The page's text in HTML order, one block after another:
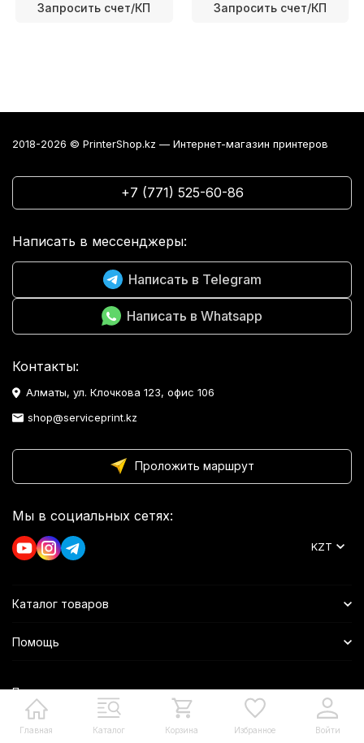
Запросить счет/КП Запросить счет/КП
Главная Каталог Корзина Избранное Войти
2018-2026 © PrinterShop.kz — Интернет-магазин принтеров
+7 (771) 525-60-86
Написать в мессенджеры:
Написать в Telegram
Написать в Whatsapp
Контакты:
Алматы, ул. Клочкова 123, офис 106
shop@serviceprint.kz
Проложить маршрут
Мы в социальных сетях:
KZT
Каталог товаров
Помощь
Политика персональных данных